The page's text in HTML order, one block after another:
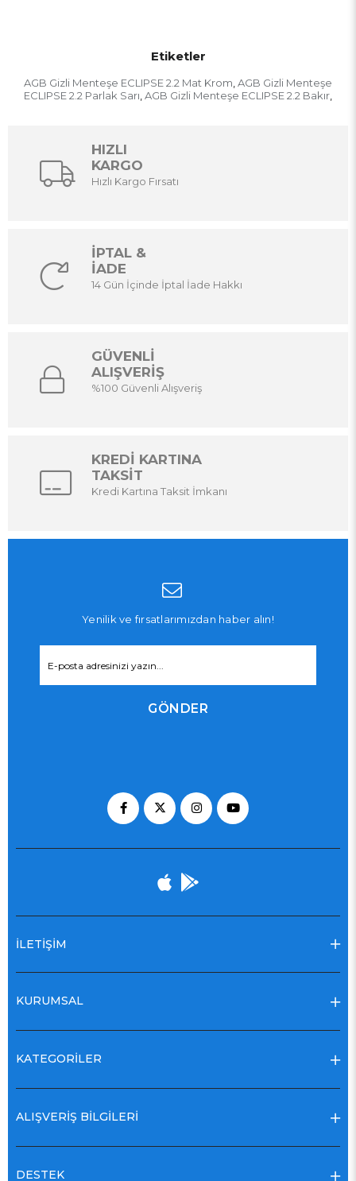
Etiketler
AGB Gizli Menteşe ECLIPSE 2.2 Mat Krom, AGB Gizli Menteşe
ECLIPSE 2.2 Parlak Sarı, AGB Gizli Menteşe ECLIPSE 2.2 Bakır,
HIZLI
KARGO
Hızlı Kargo Fırsatı
İPTAL &
İADE
14 Gün İçinde İptal İade Hakkı
GÜVENLİ
ALIŞVERİŞ
%100 Güvenli Alışveriş
KREDİ KARTINA
TAKSİT
Kredi Kartına Taksit İmkanı
Yenilik ve fırsatlarımızdan haber alın!
GÖNDER
İLETİŞİM
KURUMSAL
KATEGORİLER
ALIŞVERİŞ BİLGİLERİ
DESTEK